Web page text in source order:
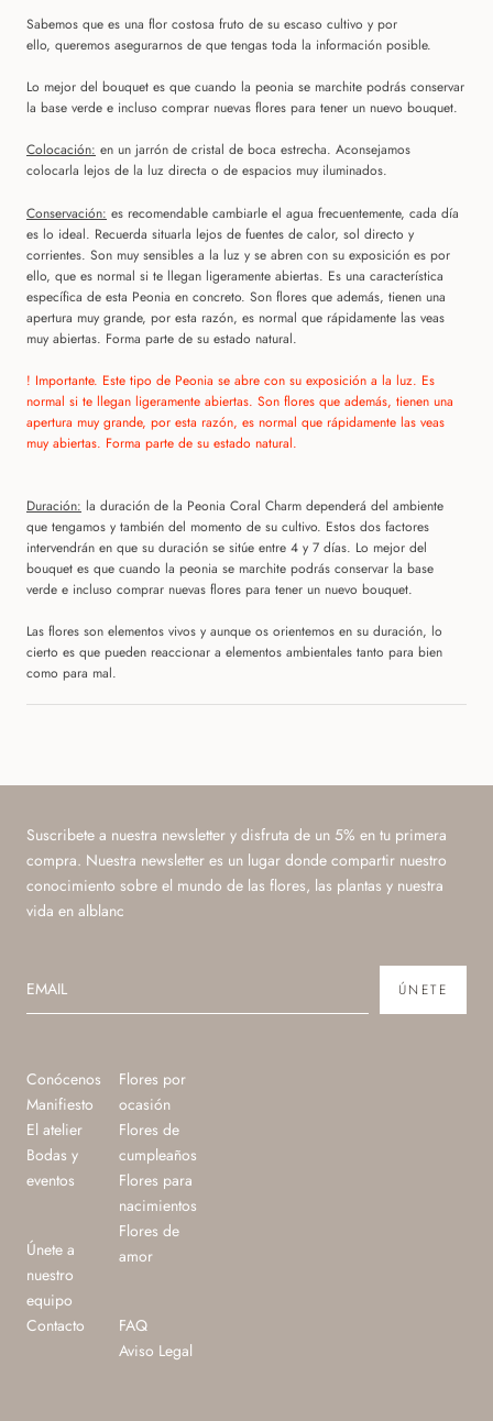
Sabemos que es una flor costosa fruto de su escaso cultivo y por
ello, queremos asegurarnos de que tengas toda la información posible.
Lo mejor del bouquet es que cuando la peonia se marchite podrás conservar
la base verde e incluso comprar nuevas flores para tener un nuevo bouquet.
Colocación: en un jarrón de cristal de boca estrecha. Aconsejamos
colocarla lejos de la luz directa o de espacios muy iluminados.
Conservación: es recomendable cambiarle el agua frecuentemente, cada día
es lo ideal. Recuerda situarla lejos de fuentes de calor, sol directo y
corrientes. Son muy sensibles a la luz y se abren con su exposición es por
ello, que es normal si te llegan ligeramente abiertas. Es una característica
específica de esta Peonia en concreto. Son flores que además, tienen una
apertura muy grande, por esta razón, es normal que rápidamente las veas
muy abiertas. Forma parte de su estado natural.
! Importante. Este tipo de Peonia se abre con su exposición a la luz. Es
normal si te llegan ligeramente abiertas. Son flores que además, tienen una
apertura muy grande, por esta razón, es normal que rápidamente las veas
muy abiertas. Forma parte de su estado natural.
Duración: la duración de la Peonia Coral Charm dependerá del ambiente
que tengamos y también del momento de su cultivo. Estos dos factores
intervendrán en que su duración se sitúe entre 4 y 7 días. Lo mejor del
bouquet es que cuando la peonia se marchite podrás conservar la base
verde e incluso comprar nuevas flores para tener un nuevo bouquet.
Las flores son elementos vivos y aunque os orientemos en su duración, lo
cierto es que pueden reaccionar a elementos ambientales tanto para bien
como para mal.
Suscribete a nuestra newsletter y disfruta de un 5% en tu primera
compra. Nuestra newsletter es un lugar donde compartir nuestro
conocimiento sobre el mundo de las flores, las plantas y nuestra
vida en alblanc
ÚNETE
Conócenos
Manifiesto
El atelier
Bodas y
eventos
Únete a
nuestro
equipo
Contacto
Flores por
ocasión
Flores de
cumpleaños
Flores para
nacimientos
Flores de
amor
FAQ
Aviso Legal